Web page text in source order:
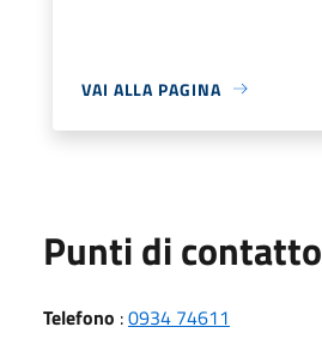
VAI ALLA PAGINA
Punti di contatto
Telefono :0934 74611